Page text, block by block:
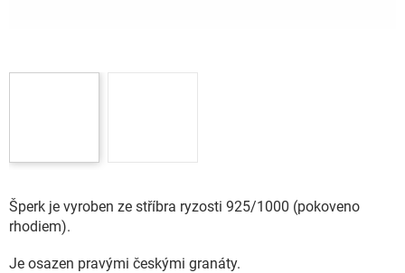
Šperk je vyroben ze stříbra ryzosti 925/1000 (pokoveno
rhodiem).
Je osazen pravými českými granáty.